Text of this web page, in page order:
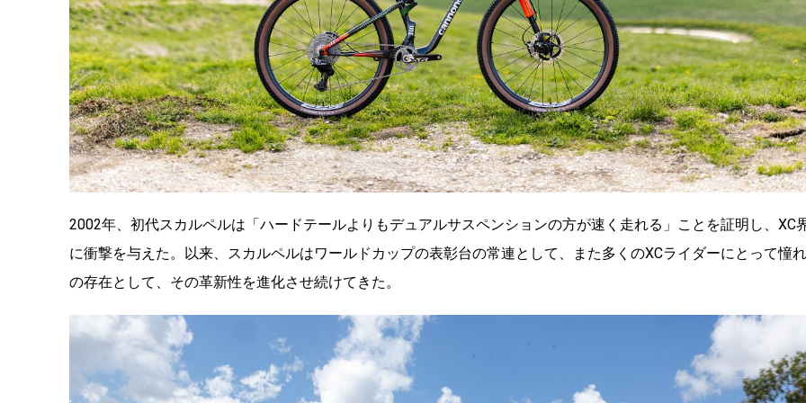
2002年、初代スカルペルは「ハードテールよりもデュアルサスペンションの方が速く走れる」ことを証明し、XC
に衝撃を与えた。以来、スカルペルはワールドカップの表彰台の常連として、また多くのXCライダーにとって憧れ
の存在として、その革新性を進化させ続けてきた。